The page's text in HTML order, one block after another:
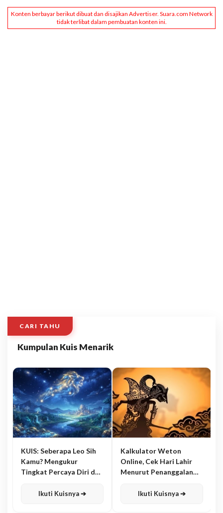
CARI TAHU
Kumpulan Kuis Menarik
KUIS: Seberapa Leo Sih
Kamu? Mengukur
Tingkat Percaya Diri dan
Ikuti Kuisnya ➔
Kalkulator Weton
Online, Cek Hari Lahir
Menurut Penanggalan
Ikuti Kuisnya ➔